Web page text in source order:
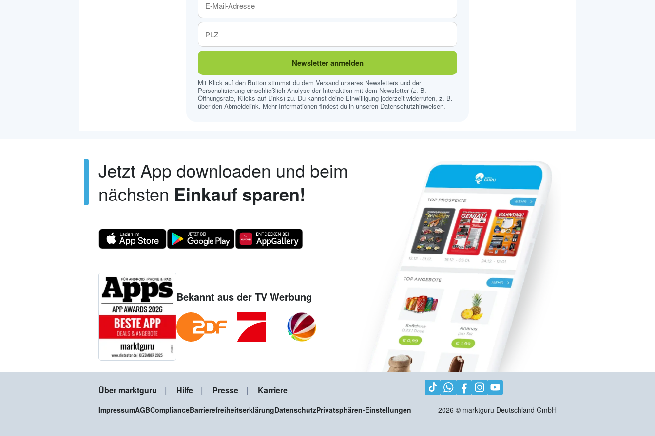
Newsletter anmelden
Mit Klick auf den Button stimmst du dem Versand unseres Newsletters und der
Personalisierung einschließlich Analyse der Interaktion mit dem Newsletter (z. B.
Öffnungsrate, Klicks auf Links) zu. Du kannst deine Einwilligung jederzeit widerrufen, z. B.
über den Abmeldelink. Mehr Informationen findest du in unseren Datenschutzhinweisen.
Jetzt App downloaden und beim
nächsten Einkauf sparen!
Bekannt aus der TV Werbung
Über marktguru Hilfe Presse Karriere
ImpressumAGBComplianceBarrierefreiheitserklärungDatenschutzPrivatsphären-Einstellungen 2026 © marktguru Deutschland GmbH